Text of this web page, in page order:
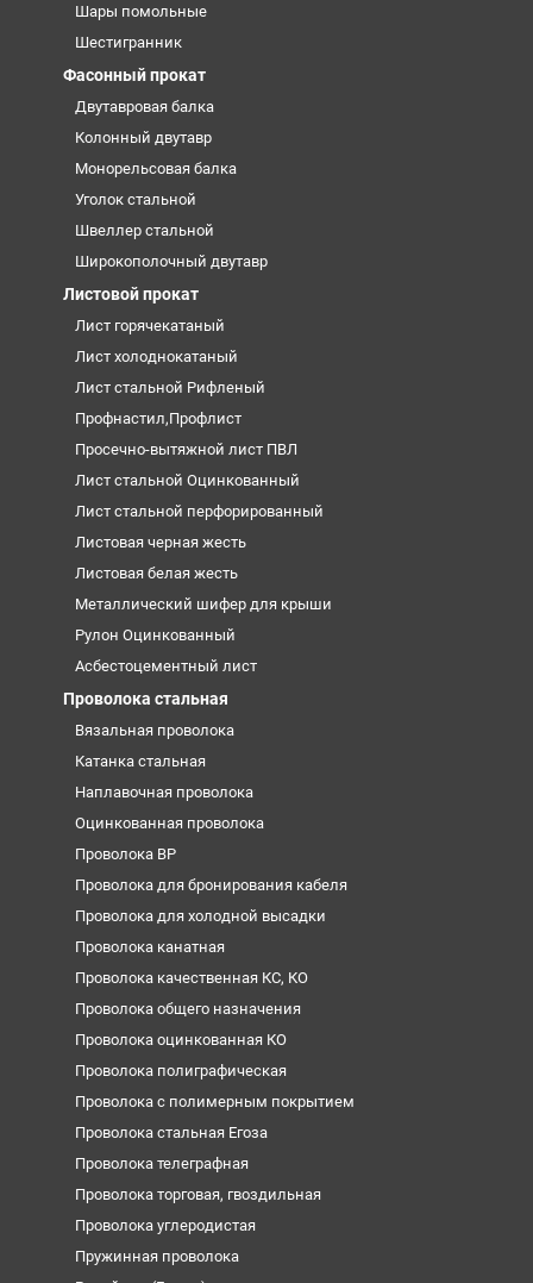
Шары помольные
Шестигранник
Фасонный прокат
Двутавровая балка
Колонный двутавр
Монорельсовая балка
Уголок стальной
Швеллер стальной
Широкополочный двутавр
Листовой прокат
Лист горячекатаный
Лист холоднокатаный
Лист стальной Рифленый
Профнастил,Профлист
Просечно-вытяжной лист ПВЛ
Лист стальной Оцинкованный
Лист стальной перфорированный
Листовая черная жесть
Листовая белая жесть
Металлический шифер для крыши
Рулон Оцинкованный
Асбестоцементный лист
Проволока стальная
Вязальная проволока
Катанка стальная
Наплавочная проволока
Оцинкованная проволока
Проволока ВР
Проволока для бронирования кабеля
Проволока для холодной высадки
Проволока канатная
Проволока качественная КС, КО
Проволока общего назначения
Проволока оцинкованная КО
Проволока полиграфическая
Проволока с полимерным покрытием
Проволока стальная Егоза
Проволока телеграфная
Проволока торговая, гвоздильная
Проволока углеродистая
Пружинная проволока